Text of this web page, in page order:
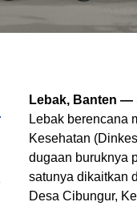
Lebak, Banten —
Lebak berencana
Kesehatan
dugaan buruknya
satunya dikaitkan
Desa Cibungur,